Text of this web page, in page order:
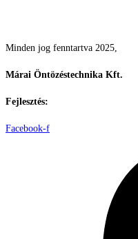
Minden jog fenntartva 2025,
Márai Öntözéstechnika Kft.
Fejlesztés:
Facebook-f